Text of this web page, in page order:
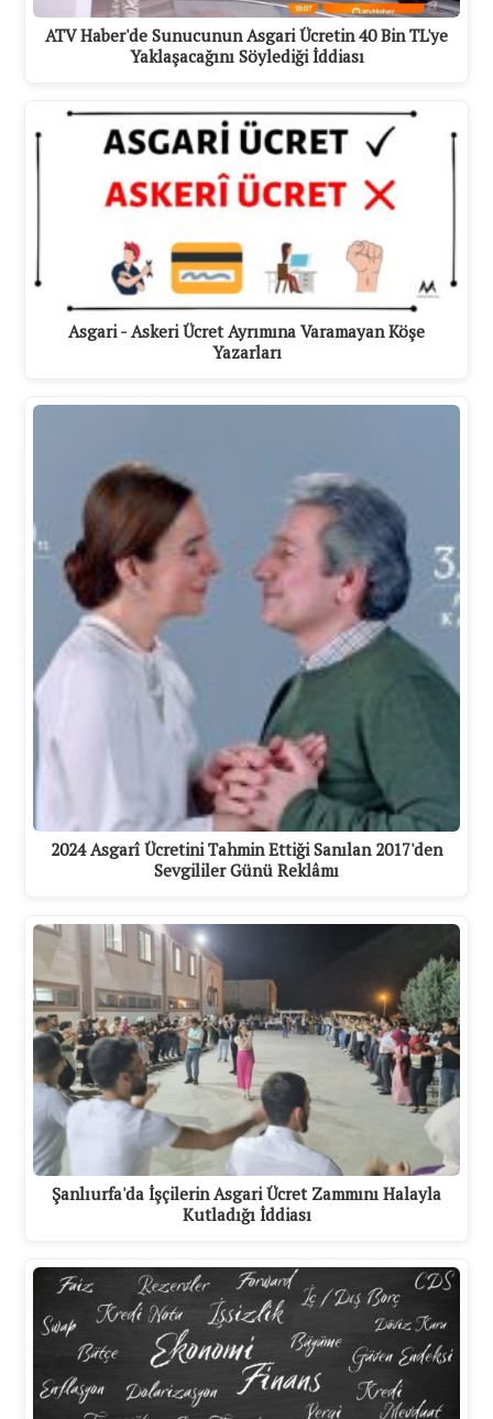
ATV Haber'de Sunucunun Asgari Ücretin 40 Bin TL'ye
Yaklaşacağını Söylediği İddiası
Asgari - Askeri Ücret Ayrımına Varamayan Köşe
Yazarları
2024 Asgarî Ücretini Tahmin Ettiği Sanılan 2017'den
Sevgililer Günü Reklâmı
Şanlıurfa'da İşçilerin Asgari Ücret Zammını Halayla
Kutladığı İddiası